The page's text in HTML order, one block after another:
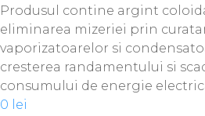
Produsul contine argint
eliminarea mizeriei prin
vaporizatoarelor si
cresterea randamentului si
consumului de energie
0 lei